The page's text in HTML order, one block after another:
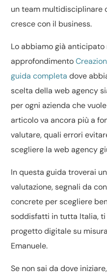
un team multidisciplinare
cresce con il business.
Lo abbiamo già
approfondimento
guida completa dove
scelta della web agency
per ogni azienda che
articolo va ancora più a
valutare, quali errori
scegliere la web agency
In questa guida troverai
valutazione, segnali da
concrete per scegliere
soddisfatti in tutta Italia,
progetto digitale su
Emanuele.
Se non sai da dove